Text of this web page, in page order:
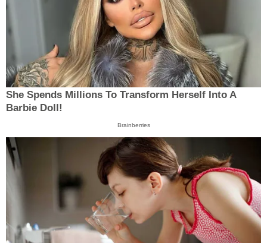
She Spends Millions To Transform Herself Into A
Barbie Doll!
Brainberries